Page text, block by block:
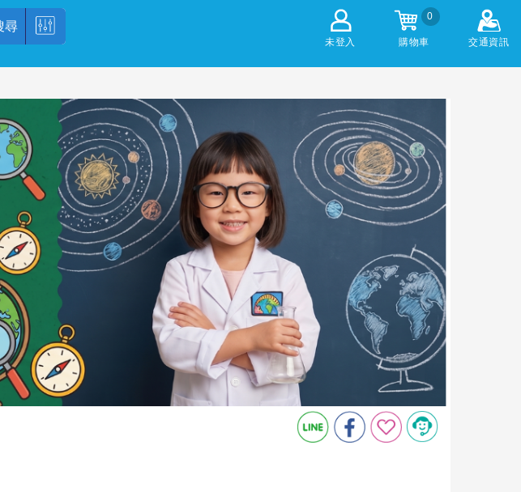
未登入
0
購物車 交通資訊
尋